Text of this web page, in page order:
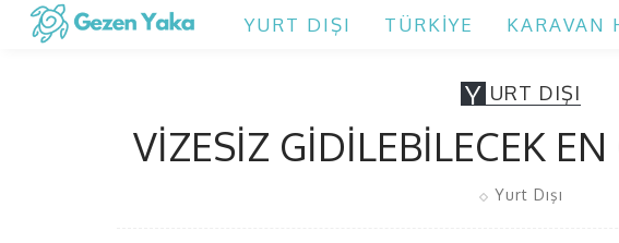
YURT DIŞI TÜRKIYE KARAVAN
Y URT DIŞI
VIZESIZ GIDILEBILECEK
Yurt Dışı